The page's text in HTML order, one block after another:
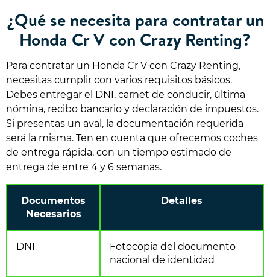
¿Qué se necesita para contratar un
Honda Cr V con Crazy Renting?
Para contratar un Honda Cr V con Crazy Renting,
necesitas cumplir con varios requisitos básicos.
Debes entregar el DNI, carnet de conducir, última
nómina, recibo bancario y declaración de impuestos.
Si presentas un aval, la documentación requerida
será la misma. Ten en cuenta que ofrecemos coches
de entrega rápida, con un tiempo estimado de
entrega de entre 4 y 6 semanas.
Documentos
Necesarios
Detalles
DNI
Fotocopia del documento
nacional de identidad